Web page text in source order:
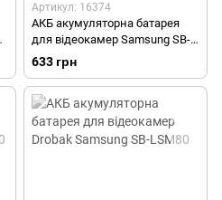
Артикул: 16374
АКБ акумуляторна батарея
для відеокамер Samsung SB-
LSM160
633 грн